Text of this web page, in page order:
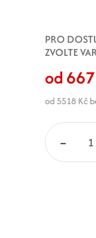
PRO
ZVOLTE
od
od 5518 Kč
–